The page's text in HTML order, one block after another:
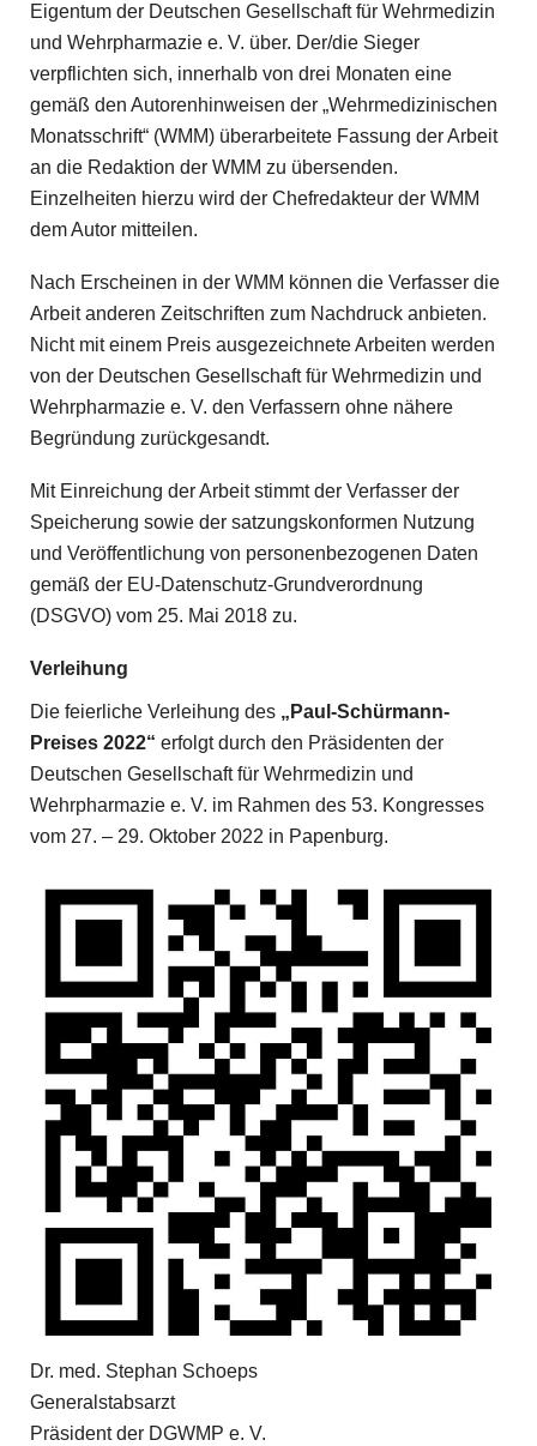
Eigentum der Deutschen Gesellschaft für Wehrmedizin
und Wehrpharmazie e. V. über. Der/die Sieger
verpflichten sich, innerhalb von drei Monaten eine
gemäß den Autorenhinweisen der „Wehrmedizinischen
Monatsschrift“ (WMM) überarbeitete Fassung der Arbeit
an die Redaktion der WMM zu übersenden.
Einzelheiten hierzu wird der Chefredakteur der WMM
dem Autor mitteilen.
Nach Erscheinen in der WMM können die Verfasser die
Arbeit anderen Zeitschriften zum Nachdruck anbieten.
Nicht mit einem Preis ausgezeichnete Arbeiten werden
von der Deutschen Gesellschaft für Wehrmedizin und
Wehrpharmazie e. V. den Verfassern ohne nähere
Begründung zurückgesandt.
Mit Einreichung der Arbeit stimmt der Verfasser der
Speicherung sowie der satzungskonformen Nutzung
und Veröffentlichung von personenbezogenen Daten
gemäß der EU-Datenschutz-Grundverordnung
(DSGVO) vom 25. Mai 2018 zu.
Verleihung
Die feierliche Verleihung des „Paul-Schürmann-
Preises 2022“ erfolgt durch den Präsidenten der
Deutschen Gesellschaft für Wehrmedizin und
Wehrpharmazie e. V. im Rahmen des 53. Kongresses
vom 27. – 29. Oktober 2022 in Papenburg.
Dr. med. Stephan Schoeps
Generalstabsarzt
Präsident der DGWMP e. V.